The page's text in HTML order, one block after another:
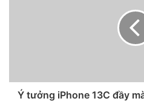
nghĩa là sẽ có một năm kỷ
iPhone sau siêu phẩm
Ý tưởng iPhone 13C đầy